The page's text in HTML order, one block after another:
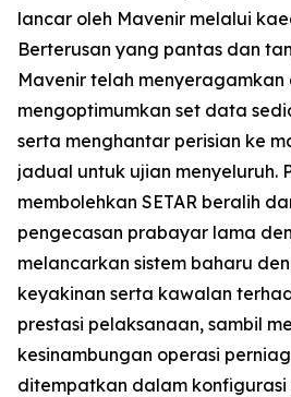
lancar oleh Mavenir melalui
Berterusan yang pantas dan
Mavenir telah menyeragamkan
mengoptimumkan set data
serta menghantar perisian ke
jadual untuk ujian menyeluruh.
membolehkan SETAR beralih
pengecasan prabayar lama
melancarkan sistem baharu
keyakinan serta kawalan
prestasi pelaksanaan, sambil
kesinambungan operasi
ditempatkan dalam